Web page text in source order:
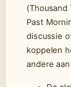
(Thousand
Past
discussie
koppelen
andere